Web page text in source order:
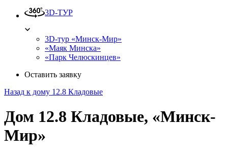
3D-ТУР
3D-тур «Минск-Мир»
«Маяк Минска»
«Парк Челюскинцев»
Оставить заявку
Назад к дому 12.8 Кладовые
Дом 12.8 Кладовые, «Минск-
Мир»